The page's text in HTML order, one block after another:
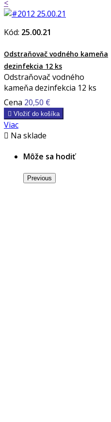
<
Kód: 25.00.21
Odstraňovač vodného kameňa
dezinfekcia 12 ks
Odstraňovač vodného
kameňa dezinfekcia 12 ks
Cena 20,50 €
 Vložiť do košíka
Viac
 Na sklade
Môže sa hodiť
Previous